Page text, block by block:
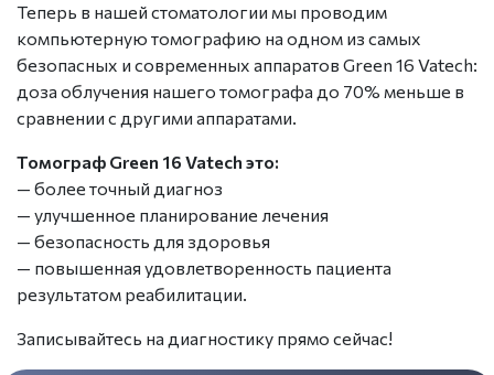
Теперь в нашей стоматологии мы проводим
компьютерную томографию на одном из самых
безопасных и современных аппаратов Green 16 Vatech:
доза облучения нашего томографа до 70% меньше в
сравнении с другими аппаратами.
Томограф Green 16 Vatech это:
— более точный диагноз
— улучшенное планирование лечения
— безопасность для здоровья
— повышенная удовлетворенность пациента
результатом реабилитации.
Записывайтесь на диагностику прямо сейчас!